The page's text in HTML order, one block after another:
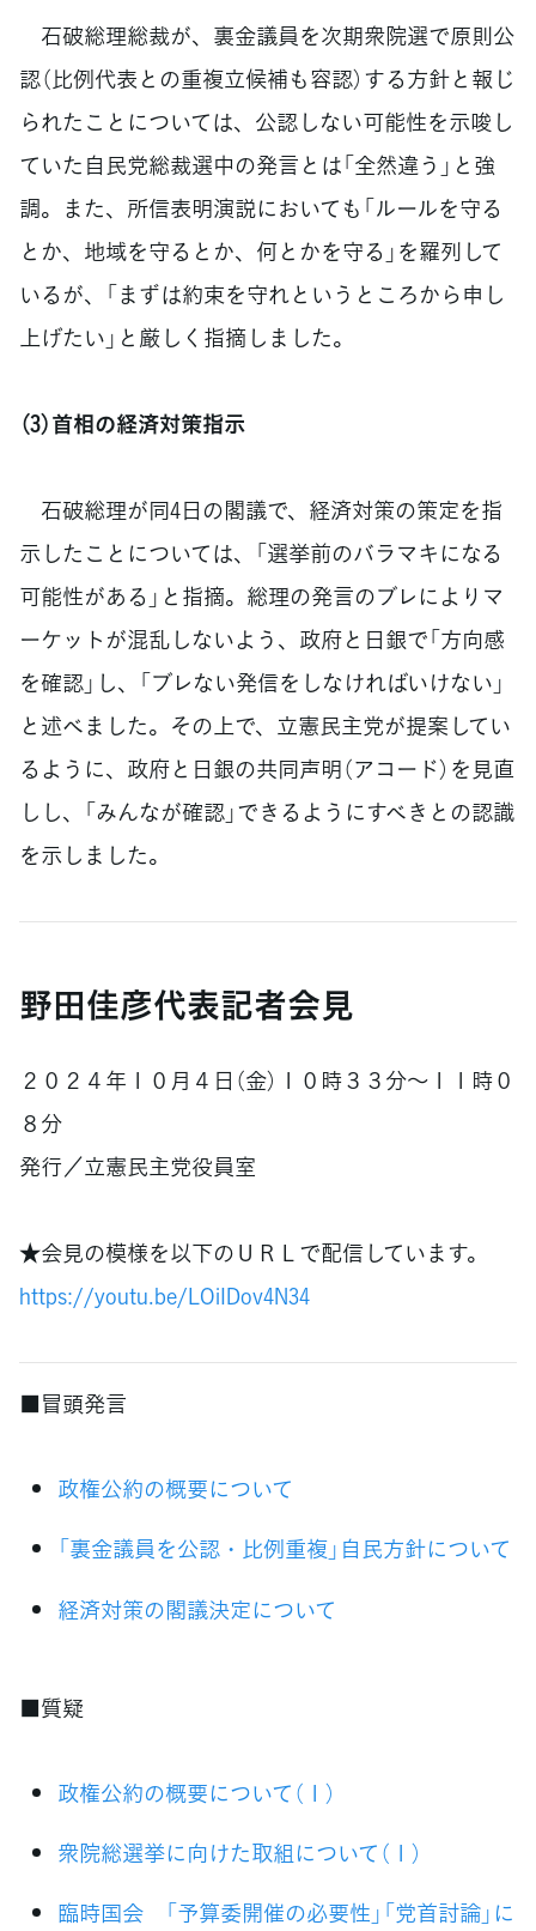
石破総理総裁が、裏金議員を次期衆院選で原則公
認（比例代表との重複立候補も容認）する方針と報じ
られたことについては、公認しない可能性を示唆し
ていた自民党総裁選中の発言とは「全然違う」と強
調。また、所信表明演説においても「ルールを守る
とか、地域を守るとか、何とかを守る」を羅列して
いるが、「まずは約束を守れというところから申し
上げたい」と厳しく指摘しました。
（3）首相の経済対策指示
石破総理が同4日の閣議で、経済対策の策定を指
示したことについては、「選挙前のバラマキになる
可能性がある」と指摘。総理の発言のブレによりマ
ーケットが混乱しないよう、政府と日銀で「方向感
を確認」し、「ブレない発信をしなければいけない」
と述べました。その上で、立憲民主党が提案してい
るように、政府と日銀の共同声明（アコード）を見直
しし、「みんなが確認」できるようにすべきとの認識
を示しました。
野田佳彦代表記者会見
２０２４年１０月４日（金）１０時３３分〜１１時０
８分
発行／立憲民主党役員室
★会見の模様を以下のＵＲＬで配信しています。
https://youtu.be/LOiIDov4N34
■冒頭発言
政権公約の概要について
「裏金議員を公認・比例重複」自民方針について
経済対策の閣議決定について
■質疑
政権公約の概要について（１）
衆院総選挙に向けた取組について（１）
臨時国会 「予算委開催の必要性」「党首討論」に